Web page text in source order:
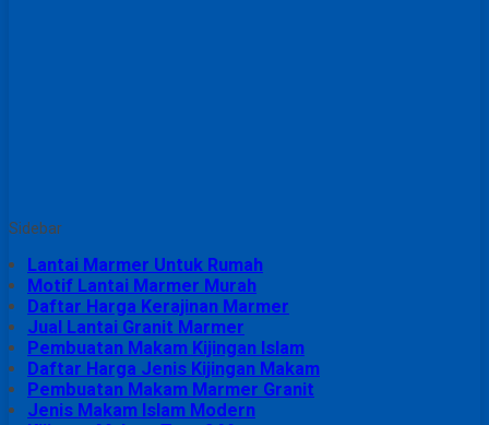
Sidebar
Lantai Marmer Untuk Rumah
Motif Lantai Marmer Murah
Daftar Harga Kerajinan Marmer
Jual Lantai Granit Marmer
Pembuatan Makam Kijingan Islam
Daftar Harga Jenis Kijingan Makam
Pembuatan Makam Marmer Granit
Jenis Makam Islam Modern